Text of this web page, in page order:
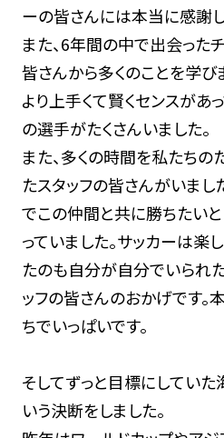
ーの皆さんには本当に感謝し
また、6年間の中で出会った
皆さんから多くのことを学び
より上手くて賢くセンスがあ
の選手がたくさんいました。
また、多くの時間を私たちの
たスタッフの皆さんがいま
でこの仲間と共に勝ちたい
っていました。サッカーは楽
たのも自分が自分でいられ
ッフの皆さんのおかげです。
ちでいっぱいです。
そしてずっと目標にしてい
いう決断をしました。